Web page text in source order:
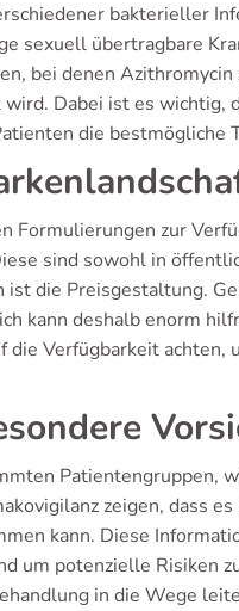
bakterieller
sexuell übertragbare
bei denen
Dabei ist es
die bestmögliche
Formulierungen zur
sind sowohl in
die Preisgestaltung.
kann deshalb enorm
Verfügbarkeit achten,
Patientengruppen,
zeigen, dass
kann. Diese
um potenzielle Risiken
in die Wege